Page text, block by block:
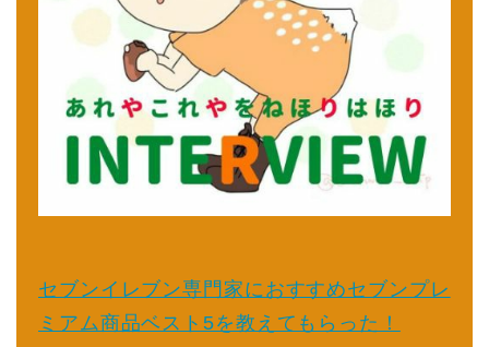
セブンイレブン専門家におすすめセブンプレ
ミアム商品ベスト5を教えてもらった！